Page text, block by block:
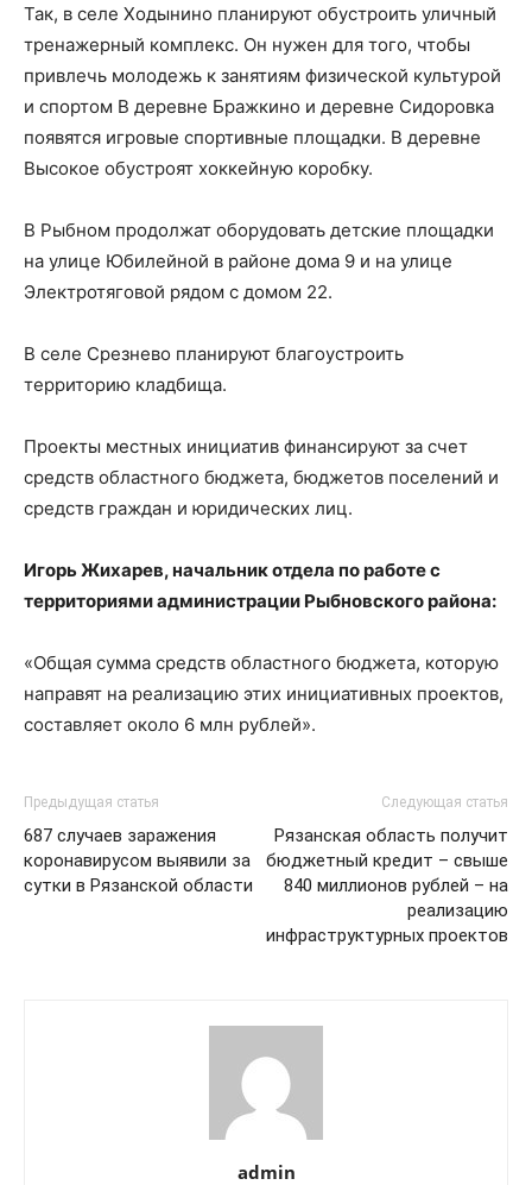
Так, в селе Ходынино планируют обустроить уличный
тренажерный комплекс. Он нужен для того, чтобы
привлечь молодежь к занятиям физической культурой
и спортом В деревне Бражкино и деревне Сидоровка
появятся игровые спортивные площадки. В деревне
Высокое обустроят хоккейную коробку.
В Рыбном продолжат оборудовать детские площадки
на улице Юбилейной в районе дома 9 и на улице
Электротяговой рядом с домом 22.
В селе Срезнево планируют благоустроить
территорию кладбища.
Проекты местных инициатив финансируют за счет
средств областного бюджета, бюджетов поселений и
средств граждан и юридических лиц.
Игорь Жихарев, начальник отдела по работе с
территориями администрации Рыбновского района:
«Общая сумма средств областного бюджета, которую
направят на реализацию этих инициативных проектов,
составляет около 6 млн рублей».
Предыдущая статья
687 случаев заражения
коронавирусом выявили за
сутки в Рязанской области
Следующая статья
Рязанская область получит
бюджетный кредит – свыше
840 миллионов рублей – на
реализацию
инфраструктурных проектов
admin